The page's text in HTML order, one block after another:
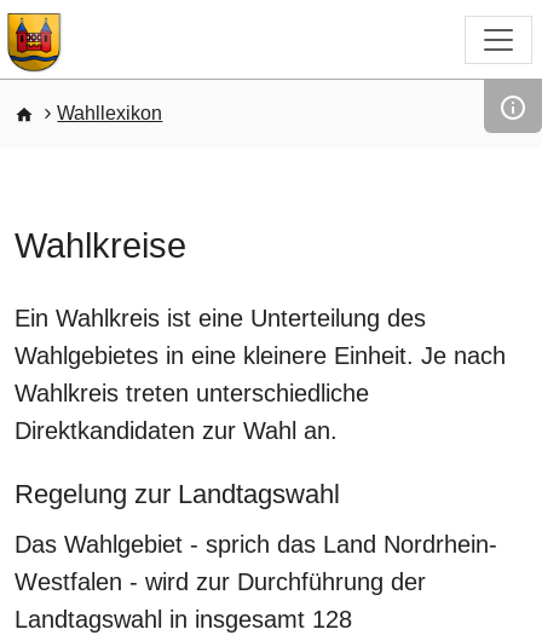
Direkt zum Inhalt
Pfadnavigation
Wahllexikon
Wahlkreise
Ein Wahlkreis ist eine Unterteilung des
Wahlgebietes in eine kleinere Einheit. Je nach
Wahlkreis treten unterschiedliche
Direktkandidaten zur Wahl an.
Regelung zur Landtagswahl
Das Wahlgebiet - sprich das Land Nordrhein-
Westfalen - wird zur Durchführung der
Landtagswahl in insgesamt 128